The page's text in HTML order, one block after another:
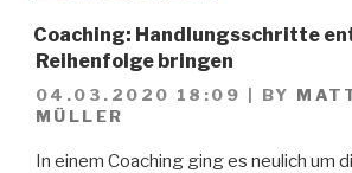
Coaching: Handlungsschritte
Reihenfolge bringen
04.03.2020 18:09 BY
MÜLLER
In einem Coaching ging es neulich um